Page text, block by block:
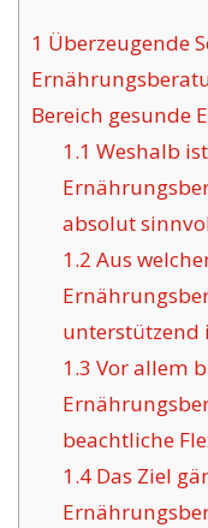
1 Überzeugende
Bereich gesunde
1.1 Weshalb
absolut
1.2 Aus
unterstützend
1.3 Vor allem
beachtliche
1.4Das Ziel